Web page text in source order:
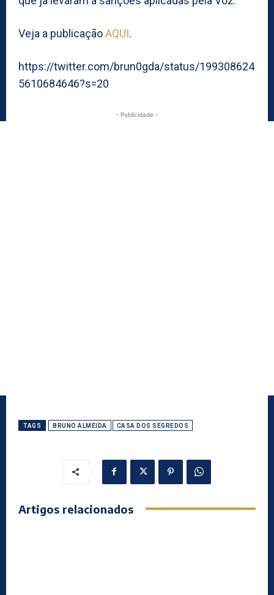
Veja a publicaçãoAQUI.
https://twitter.com/brun0gda/status/199308624
5610684646?s=20
- Publicidade -
TAGS BRUNO ALMEIDA CASA DOS SEGREDOS
Artigos relacionados